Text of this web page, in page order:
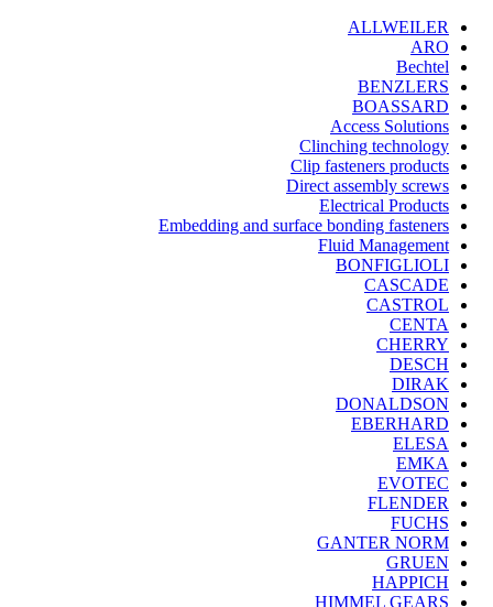
ALLWEILER
ARO
Bechtel
BENZLERS
BOASSARD
Access Solutions
Clinching technology
Clip fasteners products
Direct assembly screws
Electrical Products
Embedding and surface bonding fasteners
Fluid Management
BONFIGLIOLI
CASCADE
CASTROL
CENTA
CHERRY
DESCH
DIRAK
DONALDSON
EBERHARD
ELESA
EMKA
EVOTEC
FLENDER
FUCHS
GANTER NORM
GRUEN
HAPPICH
HIMMEL GEARS